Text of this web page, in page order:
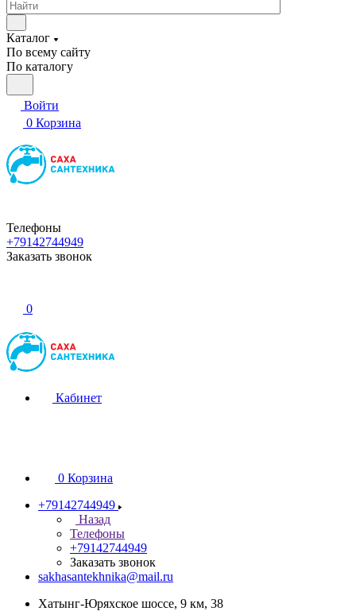
Каталог
По всему сайту
По каталогу
Войти
0 Корзина
Телефоны
+79142744949
Заказать звонок
0
Кабинет
0 Корзина
+79142744949
Назад
Телефоны
+79142744949
Заказать звонок
sakhasantekhnika@mail.ru
Хатынг-Юряхское шоссе, 9 км, 38